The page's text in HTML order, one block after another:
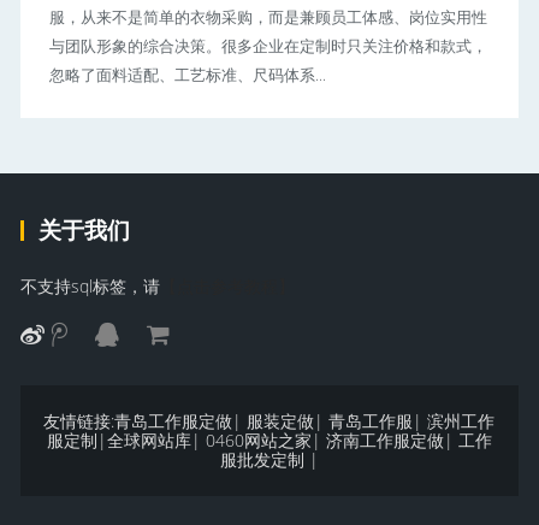
服，从来不是简单的衣物采购，而是兼顾员工体感、岗位实用性
与团队形象的综合决策。很多企业在定制时只关注价格和款式，
忽略了面料适配、工艺标准、尺码体系...
关于我们
不支持sql标签，请
友情链接:青岛工作服定做| 服装定做|青岛工作服 |滨州工作
服定制 | 全球网站库| 0460网站之家 | 济南工作服定做| 工作
服批发定制 |